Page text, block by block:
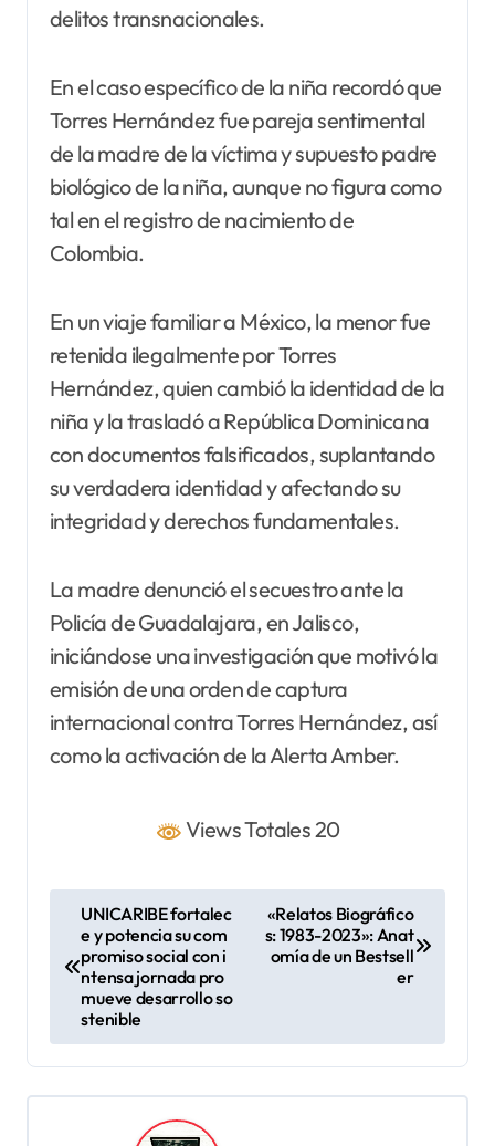
delitos transnacionales.
En el caso específico de la niña recordó que
Torres Hernández fue pareja sentimental
de la madre de la víctima y supuesto padre
biológico de la niña, aunque no figura como
tal en el registro de nacimiento de
Colombia.
En un viaje familiar a México, la menor fue
retenida ilegalmente por Torres
Hernández, quien cambió la identidad de la
niña y la trasladó a República Dominicana
con documentos falsificados, suplantando
su verdadera identidad y afectando su
integridad y derechos fundamentales.
La madre denunció el secuestro ante la
Policía de Guadalajara, en Jalisco,
iniciándose una investigación que motivó la
emisión de una orden de captura
internacional contra Torres Hernández, así
como la activación de la Alerta Amber.
Views Totales 20
g
a
UNICARIBE fortalec
e y potencia su com
promiso social con i
ntensa jornada pro
mueve desarrollo so
stenible
«Relatos Biográfico
s: 1983-2023»: Anat
omía de un Bestsell
er